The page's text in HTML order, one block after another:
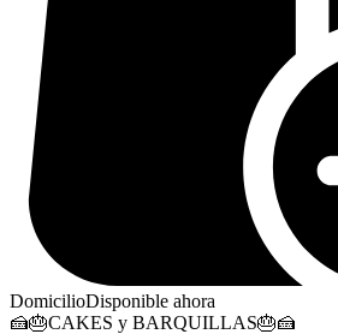
DomicilioDisponible ahora
🍰🎂CAKES y BARQUILLAS🎂🍰